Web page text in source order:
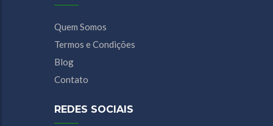
Quem Somos
Termos e Condições
Blog
Contato
REDES SOCIAIS